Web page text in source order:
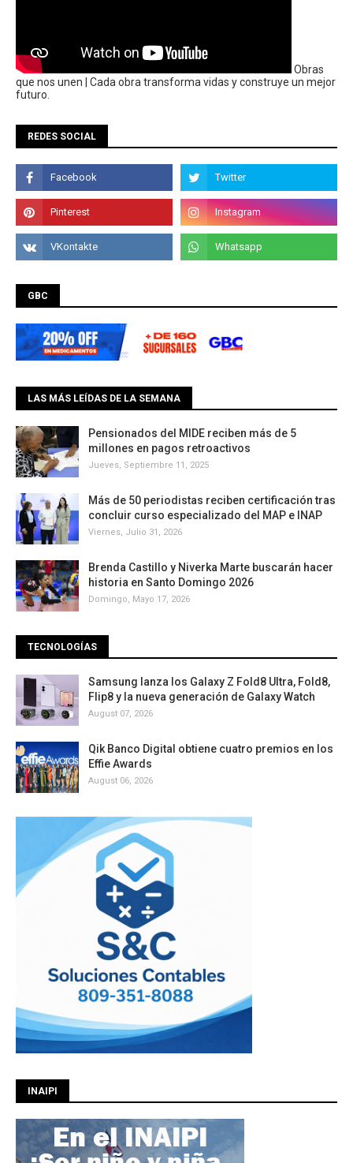
Obras
que nos unen | Cada obra transforma vidas y construye un mejor
futuro.
REDES SOCIAL
GBC
LAS MÁS LEÍDAS DE LA SEMANA
Pensionados del MIDE reciben más de 5
millones en pagos retroactivos
Jueves, Septiembre 11, 2025
Más de 50 periodistas reciben certificación tras
concluir curso especializado del MAP e INAP
Viernes, Julio 31, 2026
Brenda Castillo y Niverka Marte buscarán hacer
historia en Santo Domingo 2026
Domingo, Mayo 17, 2026
TECNOLOGÍAS
Samsung lanza los Galaxy Z Fold8 Ultra, Fold8,
Flip8 y la nueva generación de Galaxy Watch
August 07, 2026
Qik Banco Digital obtiene cuatro premios en los
Effie Awards
August 06, 2026
INAIPI